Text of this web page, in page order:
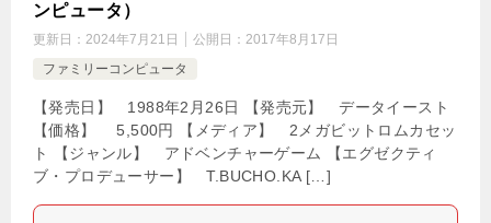
ンピュータ）
更新日： 2024年7月21日 公開日： 2017年8月17日
ファミリーコンピュータ
【発売日】 1988年2月26日 【発売元】 データイースト
【価格】 5,500円 【メディア】 2メガビットロムカセッ
ト 【ジャンル】 アドベンチャーゲーム 【エグゼクティ
ブ・プロデューサー】 T.BUCHO.KA […]